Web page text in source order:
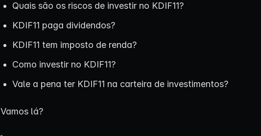
Quais são os riscos de investir no KDIF11?
KDIF11 paga dividendos?
KDIF11 tem imposto de renda?
Como investir no KDIF11?
Vale a pena ter KDIF11 na carteira de investimentos?
Vamos lá?